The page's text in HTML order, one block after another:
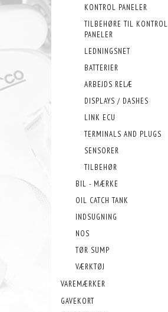
KONTROL PANELER
TILBEHØRE TIL KONTROL
PANELER
LEDNINGSNET
BATTERIER
ARBEJDS RELÆ
DISPLAYS / DASHES
LINK ECU
TERMINALS AND PLUGS
SENSORER
TILBEHØR
BIL - MÆRKE
OIL CATCH TANK
INDSUGNING
NOS
TØR SUMP
VÆRKTØJ
VAREMÆRKER
GAVEKORT